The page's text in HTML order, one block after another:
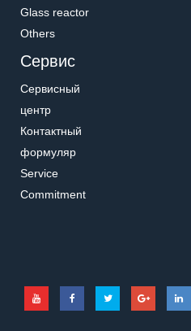
Glass reactor
Others
Сервис
Сервисный
центр
Контактный
формуляр
Service
Commitment